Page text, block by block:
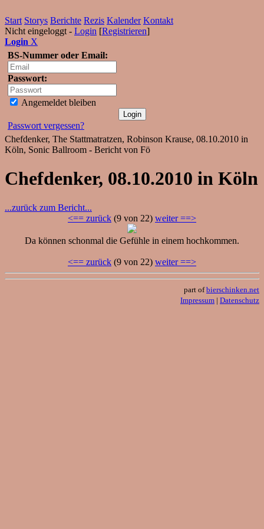
Start Storys Berichte Rezis Kalender Kontakt
Nicht eingeloggt - Login [Registrieren]
Login X
BS-Nummer oder Email:
Passwort:
Angemeldet bleiben
Passwort vergessen?
Chefdenker, The Stattmatratzen, Robinson Krause, 08.10.2010 in
Köln, Sonic Ballroom - Bericht von Fö
Chefdenker, 08.10.2010 in Köln
...zurück zum Bericht...
<== zurück (9 von 22) weiter ==>
Da können schonmal die Gefühle in einem hochkommen.
<== zurück (9 von 22) weiter ==>
part ofbierschinken.net
Impressum | Datenschutz